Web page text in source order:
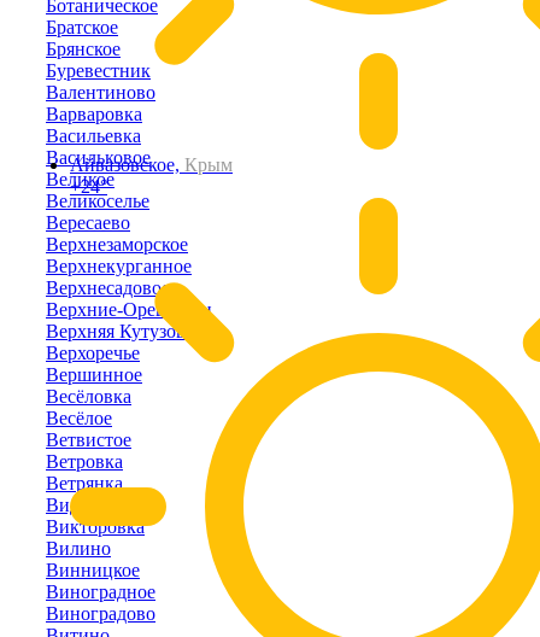
Айвазовское, Крым
+24°
Ботаническое
Братское
Брянское
Буревестник
Валентиново
Варваровка
Васильевка
Васильковое
Великое
Великоселье
Вересаево
Верхнезаморское
Верхнекурганное
Верхнесадовое
Верхние-Орешники
Верхняя Кутузовка
Верхоречье
Вершинное
Весёловка
Весёлое
Ветвистое
Ветровка
Ветрянка
Видное
Викторовка
Вилино
Винницкое
Виноградное
Виноградово